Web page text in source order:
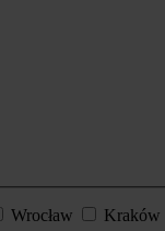
Wrocław
Kraków